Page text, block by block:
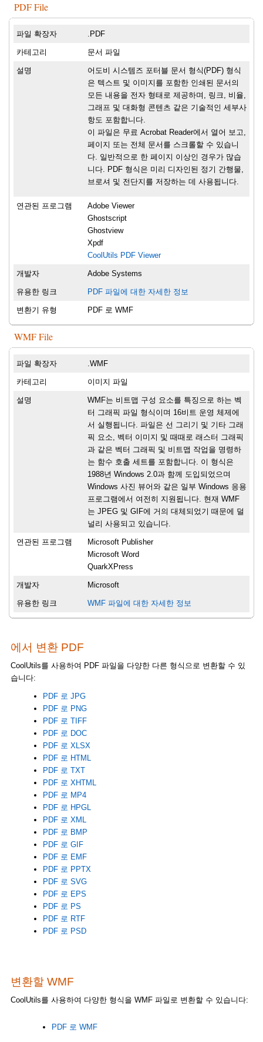
PDF File
파일 확장자 .PDF
카테고리 문서 파일
설명
어도비 시스템즈 포터블 문서 형식(PDF) 형식
은 텍스트 및 이미지를 포함한 인쇄된 문서의
모든 내용을 전자 형태로 제공하며, 링크, 비율,
그래프 및 대화형 콘텐츠 같은 기술적인 세부사
항도 포함합니다.
이 파일은 무료 Acrobat Reader에서 열어 보고,
페이지 또는 전체 문서를 스크롤할 수 있습니
다. 일반적으로 한 페이지 이상인 경우가 많습
니다. PDF 형식은 미리 디자인된 정기 간행물,
브로셔 및 전단지를 저장하는 데 사용됩니다.
연관된 프로그램
Adobe Viewer
Ghostscript
Ghostview
Xpdf
CoolUtils PDF Viewer
개발자 Adobe Systems
유용한 링크 PDF 파일에 대한 자세한 정보
변환기 유형 PDF 로 WMF
WMF File
파일 확장자 .WMF
카테고리 이미지 파일
설명
WMF는 비트맵 구성 요소를 특징으로 하는 벡
터 그래픽 파일 형식이며 16비트 운영 체제에
서 실행됩니다. 파일은 선 그리기 및 기타 그래
픽 요소, 벡터 이미지 및 때때로 래스터 그래픽
과 같은 벡터 그래픽 및 비트맵 작업을 명령하
는 함수 호출 세트를 포함합니다. 이 형식은
1988년 Windows 2.0과 함께 도입되었으며
Windows 사진 뷰어와 같은 일부 Windows 응용
프로그램에서 여전히 지원됩니다. 현재 WMF
는 JPEG 및 GIF에 거의 대체되었기 때문에 덜
널리 사용되고 있습니다.
연관된 프로그램
Microsoft Publisher
Microsoft Word
QuarkXPress
개발자 Microsoft
유용한 링크 WMF 파일에 대한 자세한 정보
에서 변환 PDF
CoolUtils를 사용하여 PDF 파일을 다양한 다른 형식으로 변환할 수 있
습니다:
PDF 로 JPG
PDF 로 PNG
PDF 로 TIFF
PDF 로 DOC
PDF 로 XLSX
PDF 로 HTML
PDF 로 TXT
PDF 로 XHTML
PDF 로 MP4
PDF 로 HPGL
PDF 로 XML
PDF 로 BMP
PDF 로 GIF
PDF 로 EMF
PDF 로 PPTX
PDF 로 SVG
PDF 로 EPS
PDF 로 PS
PDF 로 RTF
PDF 로 PSD
변환할 WMF
CoolUtils를 사용하여 다양한 형식을 WMF 파일로 변환할 수 있습니다:
PDF 로 WMF